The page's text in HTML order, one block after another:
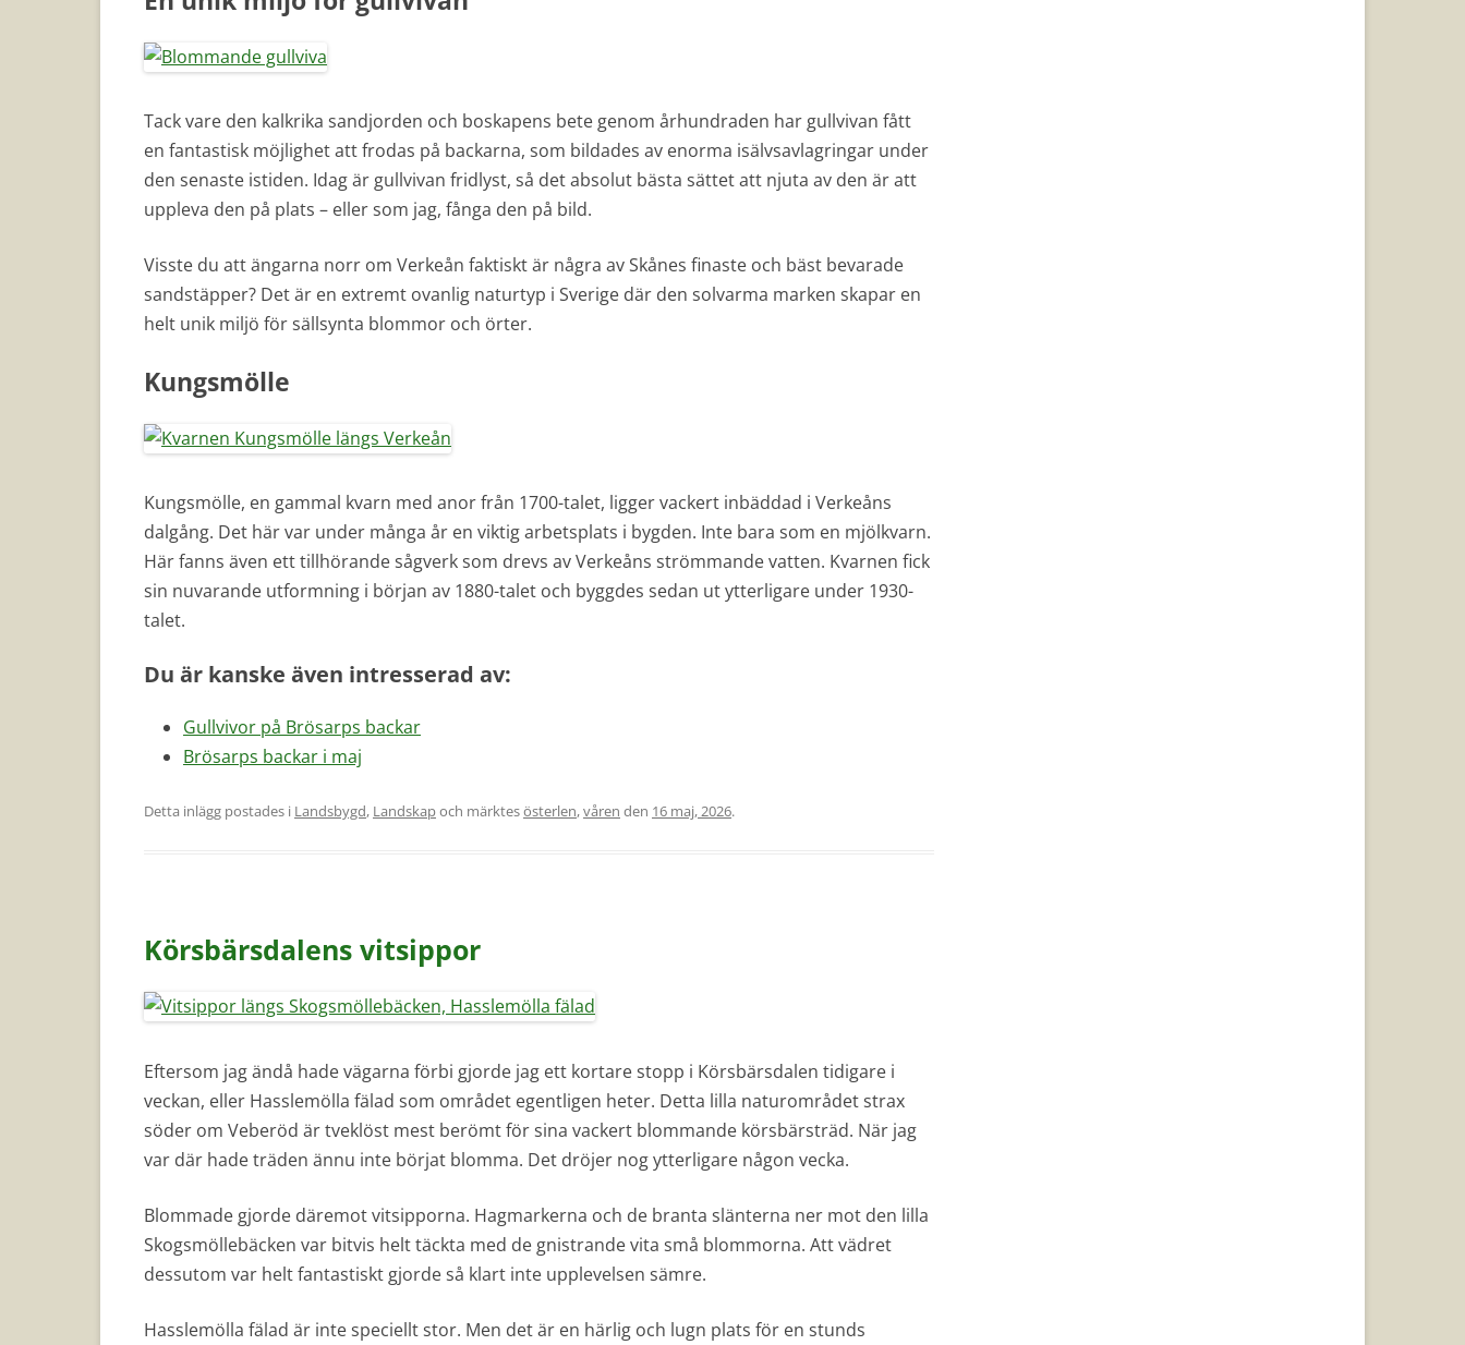
Tack vare den kalkrika sandjorden och boskapens bete genom århundraden har gullvivan fått
en fantastisk möjlighet att frodas på backarna, som bildades av enorma isälvsavlagringar under
den senaste istiden. Idag är gullvivan fridlyst, så det absolut bästa sättet att njuta av den är att
uppleva den på plats – eller som jag, fånga den på bild.
Visste du att ängarna norr om Verkeån faktiskt är några av Skånes finaste och bäst bevarade
sandstäpper? Det är en extremt ovanlig naturtyp i Sverige där den solvarma marken skapar en
helt unik miljö för sällsynta blommor och örter.
Kungsmölle
Kungsmölle, en gammal kvarn med anor från 1700-talet, ligger vackert inbäddad i Verkeåns
dalgång. Det här var under många år en viktig arbetsplats i bygden. Inte bara som en mjölkvarn.
Här fanns även ett tillhörande sågverk som drevs av Verkeåns strömmande vatten. Kvarnen fick
sin nuvarande utformning i början av 1880-talet och byggdes sedan ut ytterligare under 1930-
talet.
Du är kanske även intresserad av:
Gullvivor på Brösarps backar
Brösarps backar i maj
Detta inlägg postades i Landsbygd, Landskapoch märktesösterlen,våren den 16 maj, 2026.
Körsbärsdalens vitsippor
Eftersom jag ändå hade vägarna förbi gjorde jag ett kortare stopp i Körsbärsdalen tidigare i
veckan, eller Hasslemölla fälad som området egentligen heter. Detta lilla naturområdet strax
söder om Veberöd är tveklöst mest berömt för sina vackert blommande körsbärsträd. När jag
var där hade träden ännu inte börjat blomma. Det dröjer nog ytterligare någon vecka.
Blommade gjorde däremot vitsipporna. Hagmarkerna och de branta slänterna ner mot den lilla
Skogsmöllebäcken var bitvis helt täckta med de gnistrande vita små blommorna. Att vädret
dessutom var helt fantastiskt gjorde så klart inte upplevelsen sämre.
Hasslemölla fälad är inte speciellt stor. Men det är en härlig och lugn plats för en stunds